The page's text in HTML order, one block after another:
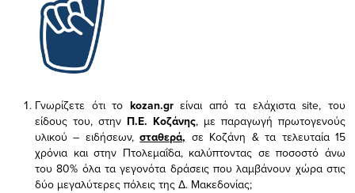
Γνωρίζετε ότι το kozan.gr είναι από τα ελάχισταsite, του
είδους του, στην Π.Ε. Κοζάνης, με παραγωγή πρωτογενούς
υλικού – ειδήσεων,σταθερά, σε Κοζάνη & τα τελευταία 15
χρόνια και στην Πτολεμαΐδα, καλύπτοντας σε ποσοστό άνω
του 80% όλα τα γεγονότα δράσεις που λαμβάνουν χώρα στις
δύο μεγαλύτερες πόλεις της Δ. Μακεδονίας;